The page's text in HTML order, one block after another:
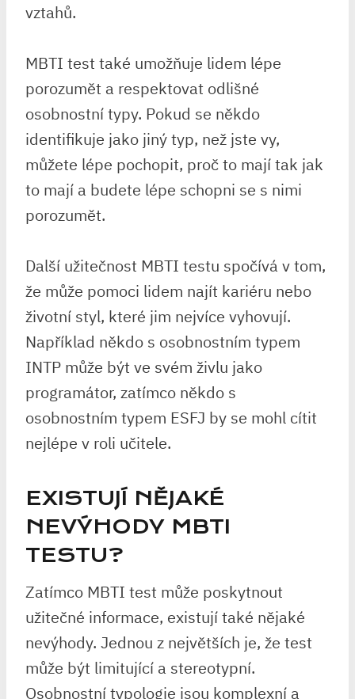
vztahů.
MBTI test také umožňuje lidem lépe
porozumět a respektovat odlišné
osobnostní typy. Pokud se někdo
identifikuje jako jiný typ, než jste vy,
můžete lépe pochopit, proč to mají tak jak
to mají a budete lépe schopni se s nimi
porozumět.
Další užitečnost MBTI testu spočívá v tom,
že může pomoci lidem najít kariéru nebo
životní styl, které jim nejvíce vyhovují.
Například někdo s osobnostním typem
INTP může být ve svém živlu jako
programátor, zatímco někdo s
osobnostním typem ESFJ by se mohl cítit
nejlépe v roli učitele.
EXISTUJÍ NĚJAKÉ
NEVÝHODY MBTI
TESTU?
Zatímco MBTI test může poskytnout
užitečné informace, existují také nějaké
nevýhody. Jednou z největších je, že test
může být limitující a stereotypní.
Osobnostní typologie jsou komplexní a